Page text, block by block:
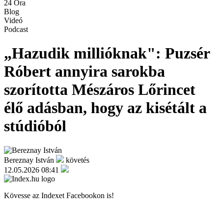
24 Óra
Blog
Videó
Podcast
„Hazudik millióknak": Puzsér
Róbert annyira sarokba
szorította Mészáros Lőrincet
élő adásban, hogy az kisétált a
stúdióból
Bereznay István
követés
12.05.2026 08:41
Kövesse az Indexet Facebookon is!